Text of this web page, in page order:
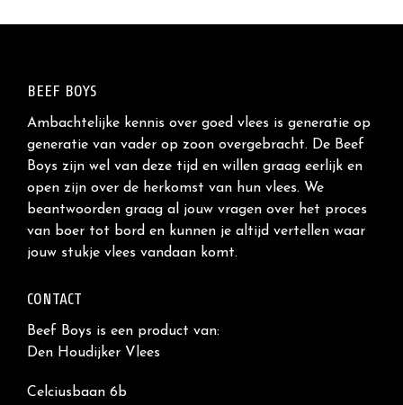
BEEF BOYS
Ambachtelijke kennis over goed vlees is generatie op
generatie van vader op zoon overgebracht. De Beef
Boys zijn wel van deze tijd en willen graag eerlijk en
open zijn over de herkomst van hun vlees. We
beantwoorden graag al jouw vragen over het proces
van boer tot bord en kunnen je altijd vertellen waar
jouw stukje vlees vandaan komt.
CONTACT
Beef Boys is een product van:
Den Houdijker Vlees
Celciusbaan 6b